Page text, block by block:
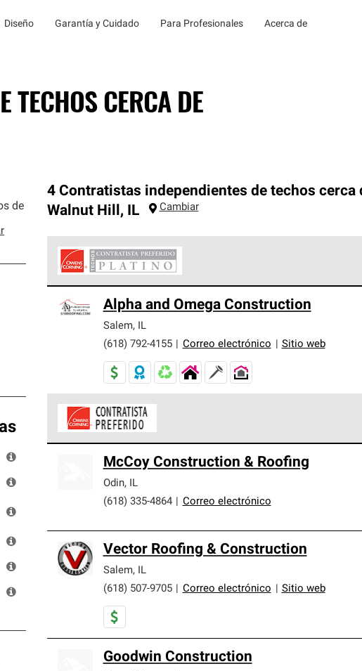
Diseño Garantía y Cuidado Para Profesionales Acerca de
TECHOS CERCA DE
de
4 Contratistas independientes de techos cerca
Walnut Hill , IL Cambiar
cumplen con estándares estrictos de profesionalismo,
ofrecer nuestra mejor garantía de sistemas de techos.
Alpha and Omega Construction
Salem,
IL
(618) 792-4155
Correo electrónico Sitio web
cumplen con altos estándares y requisitos estrictos de
McCoy Construction & Roofing
Odin,
IL
(618) 335-4864
Correo electrónico
Vector Roofing & Construction
Salem,
IL
(618) 507-9705
Correo electrónico Sitio web
Goodwin Construction